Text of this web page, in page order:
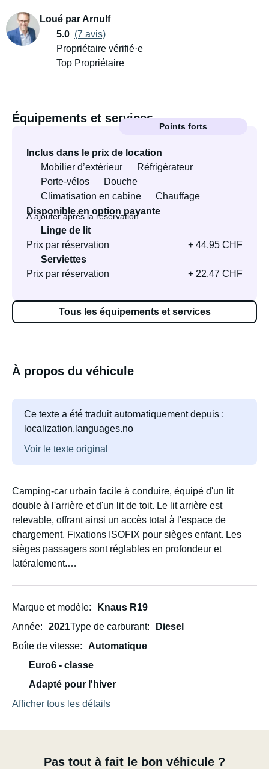
Loué par Arnulf
5.0 (7 avis)
Propriétaire vérifié·e
Top Propriétaire
Équipements et services
Points forts
Inclus dans le prix de location
Mobilier d’extérieur
Réfrigérateur
Porte-vélos
Douche
Climatisation en cabine
Chauffage
Disponible en option payante
À ajouter après la réservation
Linge de lit
Prix par réservation
+ 44.95 CHF
Serviettes
Prix par réservation
+ 22.47 CHF
Tous les équipements et services
À propos du véhicule
Ce texte a été traduit automatiquement depuis :
localization.languages.no
Voir le texte original
Camping-car urbain facile à conduire, équipé d'un lit
double à l'arrière et d'un lit de toit. Le lit arrière est
relevable, offrant ainsi un accès total à l'espace de
chargement. Fixations ISOFIX pour sièges enfant. Les
sièges passagers sont réglables en profondeur et
latéralement.
mais quatre adultes sont déconseillés en raison du poids.
3 jours sans recharge. Un convertisseur 230 V est
également inclus.
expérimentés en conditions hivernales.
Marque et modèle
Knaus R19
Année
2021Type de carburant
Diesel
Boîte de vitesse
Automatique
Euro6 - classe
Adapté pour l'hiver
Afficher tous les détails
Pas tout à fait le bon véhicule ?